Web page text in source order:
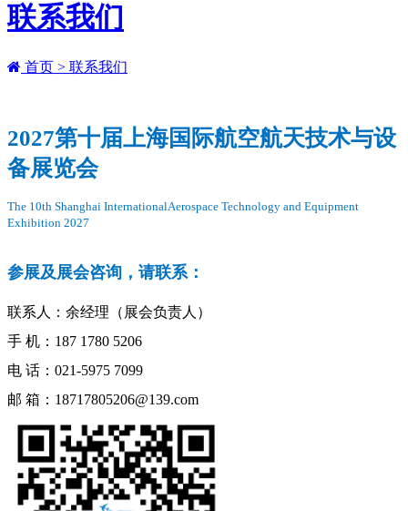
联系我们
首页 > 联系我们
2027第十届上海国际航空航天技术与设
备展览会
The 10th Shanghai InternationalAerospace Technology and Equipment
Exhibition 2027
参展及展会咨询，请联系：
联系人：余经理（展会负责人）
手 机：187 1780 5206
电 话：021-5975 7099
邮 箱：18717805206@139.com